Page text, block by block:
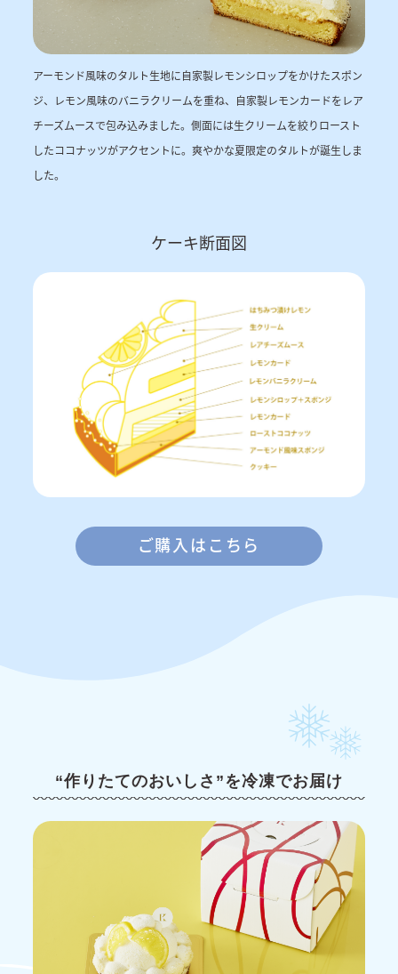
アーモンド風味のタルト生地に自家製レモンシロップをかけたスポン
ジ、レモン風味のバニラクリームを重ね、自家製レモンカードをレア
チーズムースで包み込みました。側面には生クリームを絞りロースト
したココナッツがアクセントに。爽やかな夏限定のタルトが誕生しま
した。
ケーキ断面図
ご購入はこちら
“作りたてのおいしさ”を冷凍でお届け